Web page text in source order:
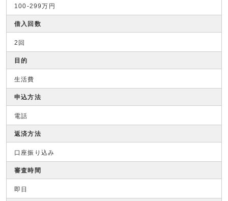
100-299万円
借入回数
2回
目的
生活費
申込方法
電話
返済方法
口座振り込み
審査時間
即日